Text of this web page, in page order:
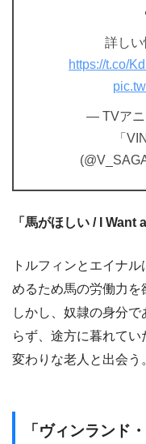
詳し
https://t.co/
— TVアニ
「
「馬がほしい / I Want
トルフィンとエイナ
めるため馬の労働力を
しかし、奴隷の身分
らず、途方に暮れて
変わりな老人と出会う
「ヴィンランド